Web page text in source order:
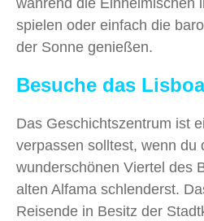
spielen oder einfach die
der Sonne genießen.
Besuche das
Das Geschichtszentrum ist
verpassen solltest, wenn du
wunderschönen Viertel des
alten Alfama schlenderst.
Reisende in Besitz der